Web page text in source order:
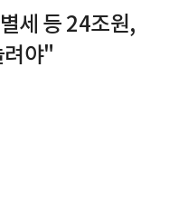
세 등 24조원,
려야"